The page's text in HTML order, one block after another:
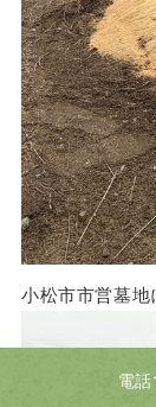
小松市市営墓地
電